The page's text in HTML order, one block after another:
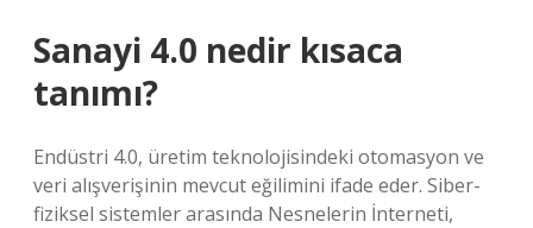
Sanayi 4.0 nedir kısaca
tanımı?
Endüstri 4.0, üretim teknolojisindeki otomasyon ve
veri alışverişinin mevcut eğilimini ifade eder. Siber-
fiziksel sistemler arasında Nesnelerin İnterneti,